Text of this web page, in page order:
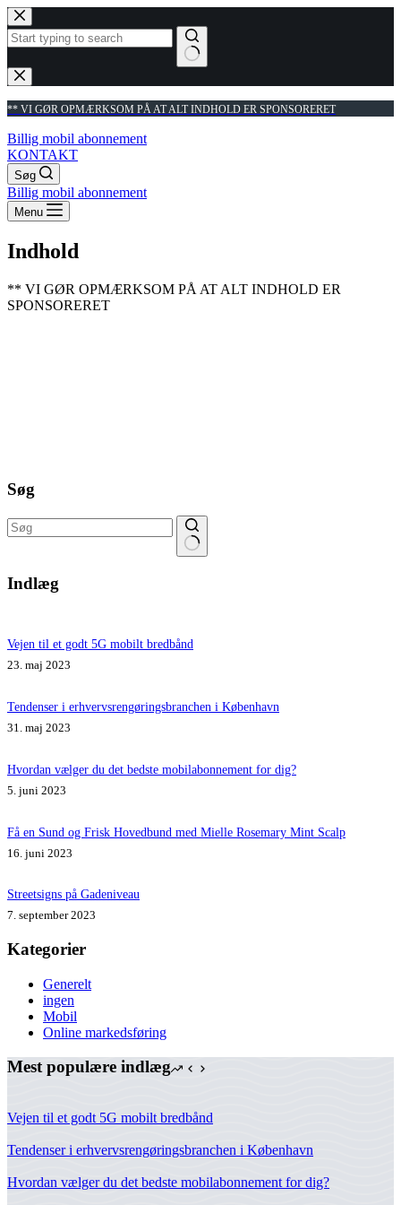
Fortsæt
til
indhold
Ingen
resultater
** VI GØR OPMÆRKSOM PÅ AT ALT INDHOLD ER SPONSORERET
Billig mobil abonnement
KONTAKT
Søg
Billig mobil abonnement
Menu
Indhold
** VI GØR OPMÆRKSOM PÅ AT ALT INDHOLD ER
SPONSORERET
Søg
resultater
Indlæg
Vejen til et godt 5G mobilt bredbånd
23. maj 2023
Tendenser i erhvervsrengøringsbranchen i København
31. maj 2023
Hvordan vælger du det bedste mobilabonnement for dig?
5. juni 2023
Få en Sund og Frisk Hovedbund med Mielle Rosemary Mint Scalp
16. juni 2023
Streetsigns på Gadeniveau
7. september 2023
Kategorier
Generelt
ingen
Mobil
Online markedsføring
Mest populære indlæg
Vejen til et godt 5G mobilt bredbånd
Tendenser i erhvervsrengøringsbranchen i København
Hvordan vælger du det bedste mobilabonnement for dig?